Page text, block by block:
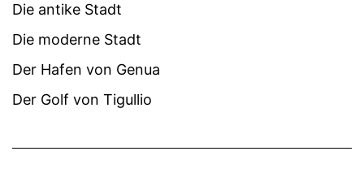
Die antike Stadt
Die moderne Stadt
Der Hafen von Genua
Der Golf von Tigullio